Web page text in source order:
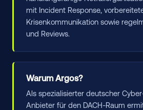
mit Incident Response,
Krisenkommunikation sowie
und Reviews.
Warum Argos?
Als spezialisierter deutscher
Anbieter für den DACH-Raum